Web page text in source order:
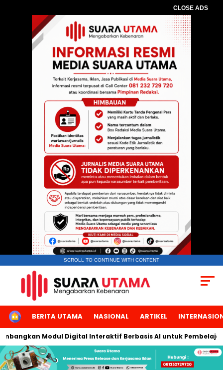
CLOSE ADS
SCROLL TO CONTINUE WITH CONTENT
HOMEBERITA UTAMA NASIONAL ARTIKEL
Modul Digital Interaktif Berbasis AI untuk Pembelajaran